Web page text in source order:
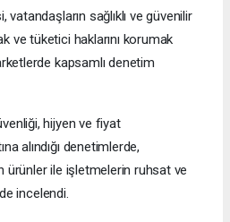
sağlıklı ve güvenilir
ve tüketici haklarını korumak
kapsamlı denetim
hijyen ve fiyat
alındığı denetimlerde,
ürünler ile işletmelerin ruhsat ve
incelendi.